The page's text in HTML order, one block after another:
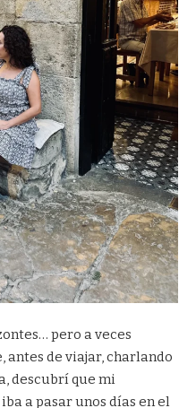
pero a veces
antes de viajar, charlando
descubrí que mi
a pasar unos días en el